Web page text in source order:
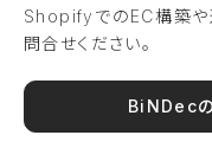
ShopifyでのEC構築や
問合せください。
BiNDecの